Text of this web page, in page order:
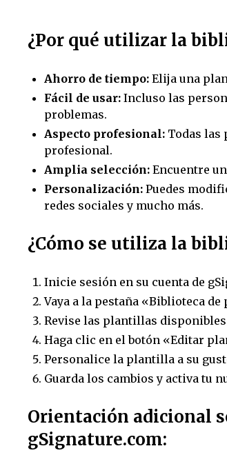
¿Por qué utilizar la
Ahorro de tiempo: Elija una
Fácil de usar: Incluso las
problemas.
Aspecto profesional: Todas las
profesional.
Amplia selección: Encuentre
Personalización: Puedes
redes sociales y mucho más.
¿Cómo se utiliza la
Inicie sesión en su cuenta de
Vaya a la pestaña «Biblioteca
Revise las plantillas disponibles
Haga clic en el botón «Editar
Personalice la plantilla a su
Guarda los cambios y activa tu
Orientación adicional
gSignature.com: